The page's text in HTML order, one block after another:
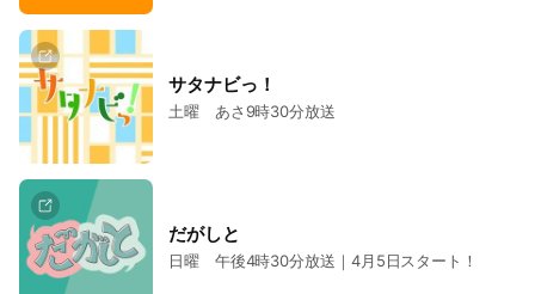
サタナビっ！
土曜 あさ9時30分放送
だがしと
日曜 午後4時30分放送｜4月5日スタート！